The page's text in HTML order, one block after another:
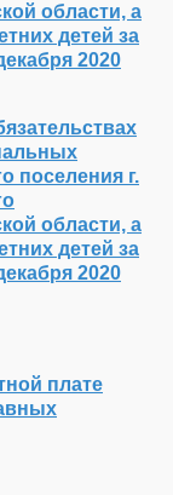
области, а
детей за
2020
поселения г.
области, а
детей за
2020
плате